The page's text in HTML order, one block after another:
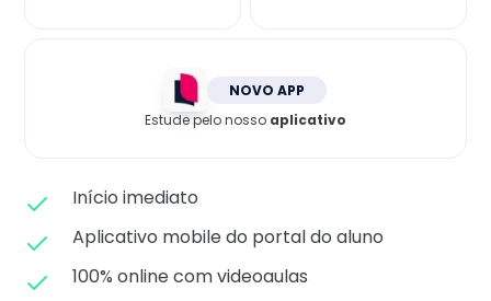
NOVO APP
Estude pelo nosso aplicativo
Início imediato
Aplicativo mobile do portal do aluno
100% online com videoaulas